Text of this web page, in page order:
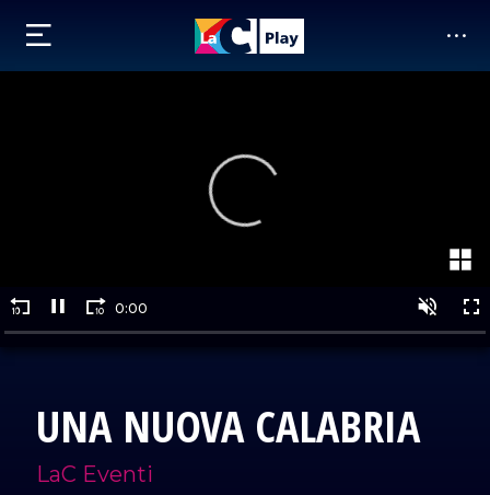
UNA NUOVA CALABRIA
LaC Eventi